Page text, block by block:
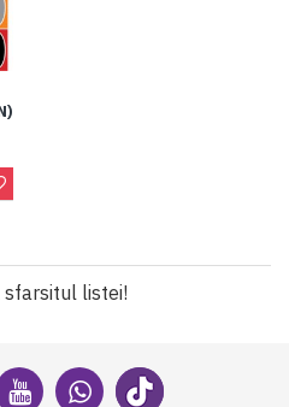
sfarsitul listei!